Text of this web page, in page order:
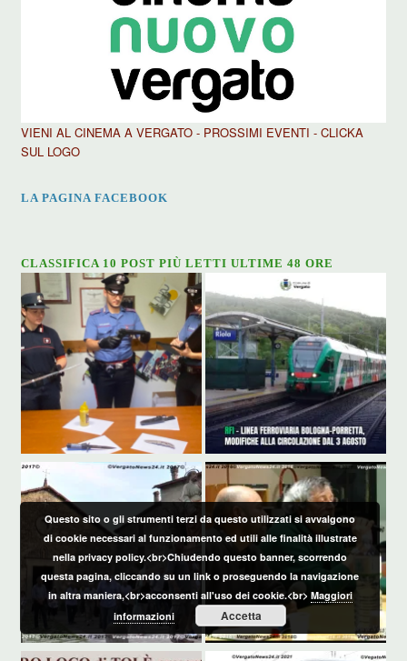
VIENI AL CINEMA A VERGATO - PROSSIMI EVENTI - CLICKA
SUL LOGO
LA PAGINA FACEBOOK
CLASSIFICA 10 POST PIÙ LETTI ULTIME 48 ORE
Questo sito o gli strumenti terzi da questo utilizzati si avvalgono
di cookie necessari al funzionamento ed utili alle finalità illustrate
nella privacy policy.<br>Chiudendo questo banner, scorrendo
questa pagina, cliccando su un link o proseguendo la navigazione
in altra maniera,<br>acconsenti all'uso dei cookie.<br> Maggiori
informazioni
Accetta